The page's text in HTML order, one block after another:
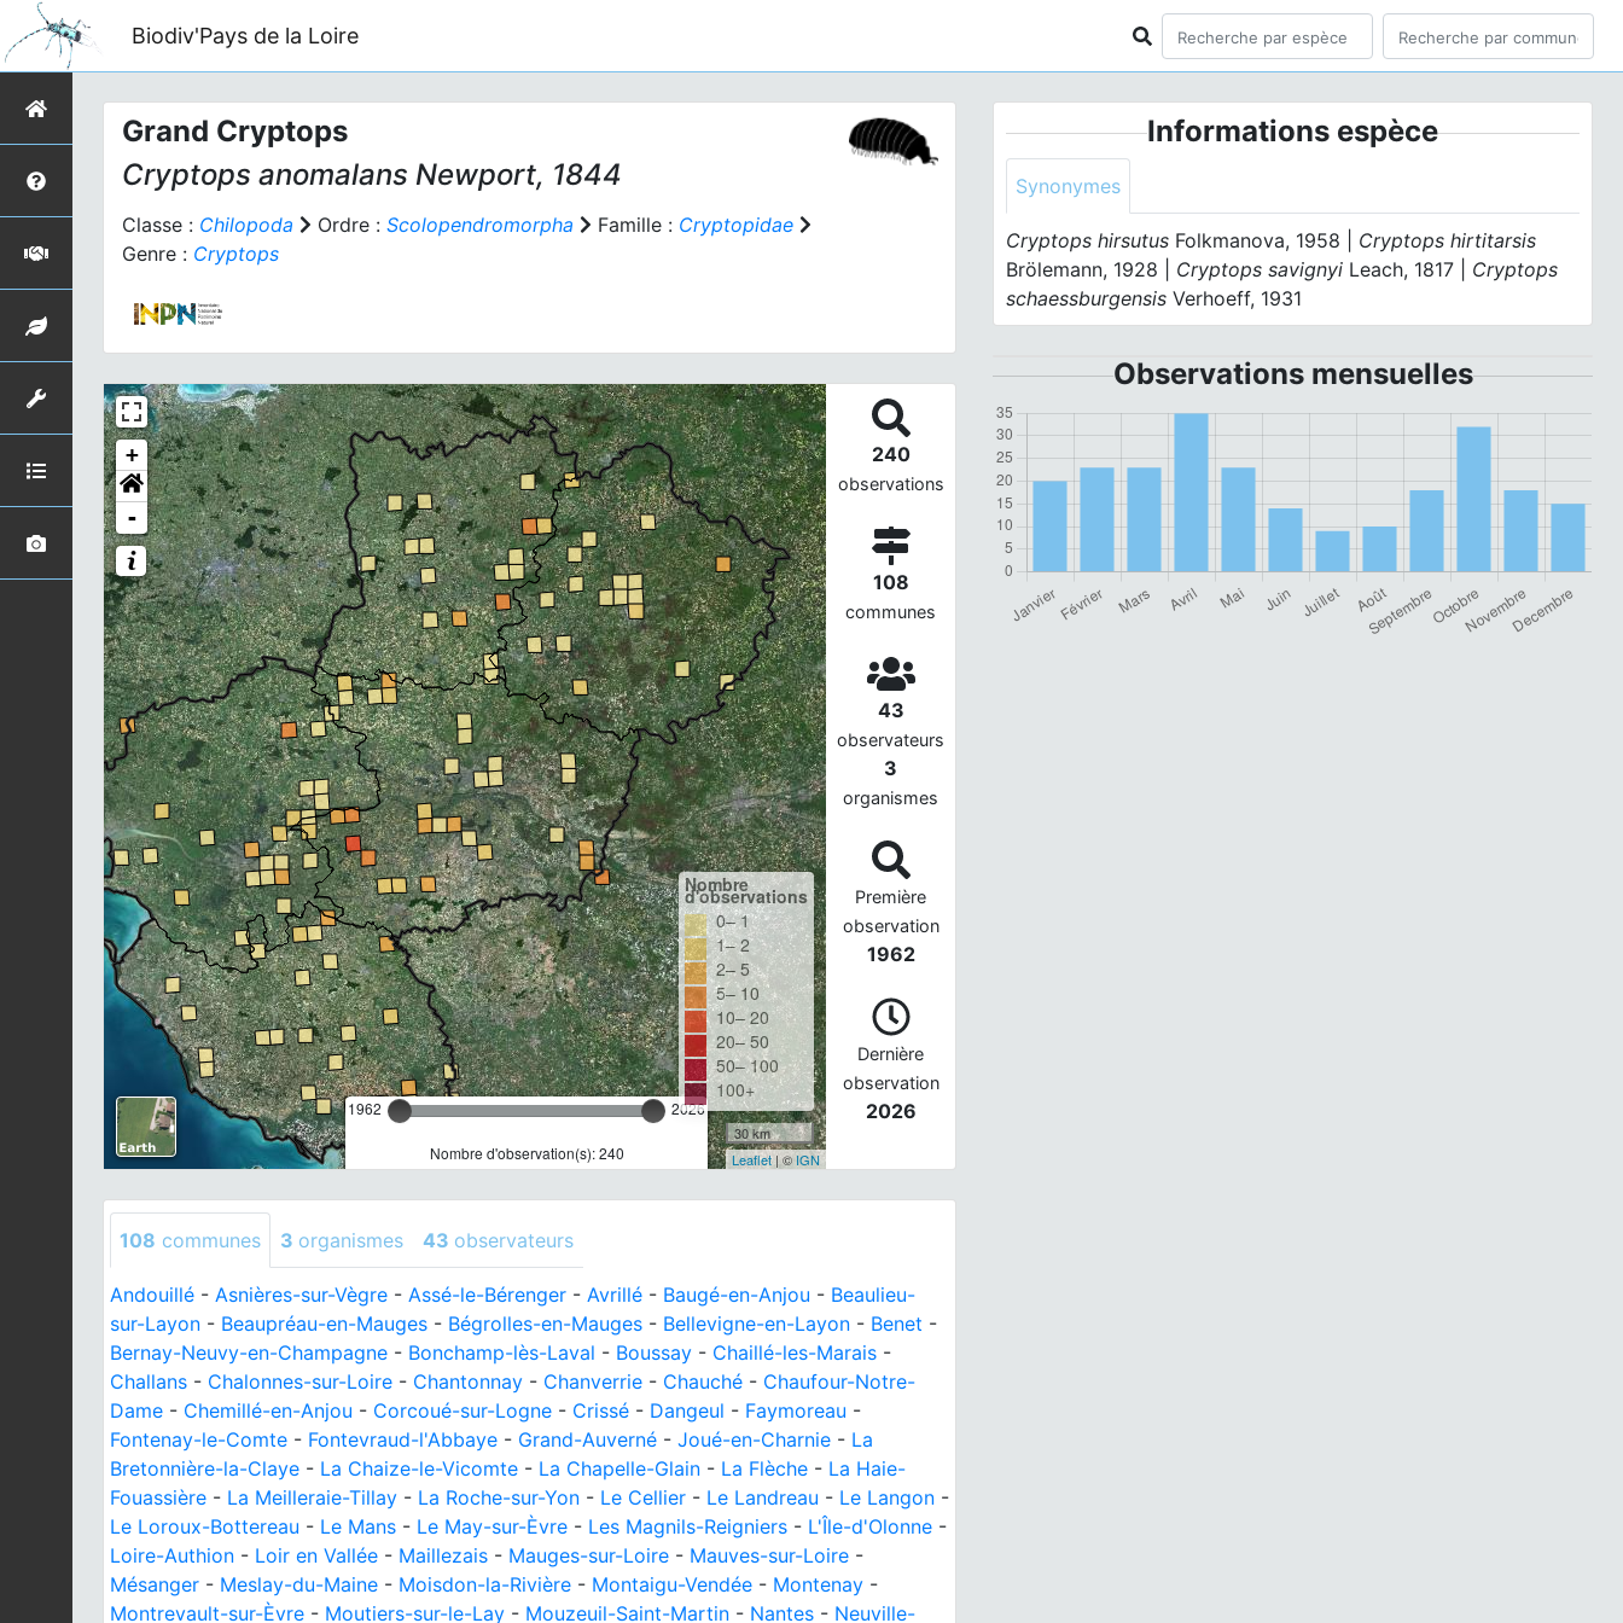
Biodiv'Pays de la Loire
Grand Cryptops
Cryptops anomalans Newport, 1844
Classe : Chilopoda Ordre : Scolopendromorpha Famille : Cryptopidae
Genre : Cryptops
+
-
1962 2026
Nombre d'observation(s): 240
Nombre
d'observations
0– 1
1– 2
2– 5
5– 10
10– 20
20– 50
50– 100
100+
30 km
Leaflet| © IGN
240
observations
108
communes
43
observateurs
3
organismes
Première
observation
1962
Dernière
observation
2026
108 communes 3 organismes 43 observateurs
Andouillé - Asnières-sur-Vègre - Assé-le-Bérenger - Avrillé - Baugé-en-Anjou - Beaulieu-
sur-Layon - Beaupréau-en-Mauges - Bégrolles-en-Mauges - Bellevigne-en-Layon - Benet -
Bernay-Neuvy-en-Champagne - Bonchamp-lès-Laval - Boussay - Chaillé-les-Marais -
Challans - Chalonnes-sur-Loire - Chantonnay - Chanverrie - Chauché - Chaufour-Notre-
Dame - Chemillé-en-Anjou - Corcoué-sur-Logne - Crissé - Dangeul - Faymoreau -
Fontenay-le-Comte - Fontevraud-l'Abbaye - Grand-Auverné - Joué-en-Charnie - La
Bretonnière-la-Claye - La Chaize-le-Vicomte - La Chapelle-Glain - La Flèche - La Haie-
Fouassière - La Meilleraie-Tillay - La Roche-sur-Yon - Le Cellier - Le Landreau - Le Langon -
Le Loroux-Bottereau - Le Mans - Le May-sur-Èvre - Les Magnils-Reigniers - L'Île-d'Olonne -
Loire-Authion - Loir en Vallée - Maillezais - Mauges-sur-Loire - Mauves-sur-Loire -
Mésanger - Meslay-du-Maine - Moisdon-la-Rivière - Montaigu-Vendée - Montenay -
Montrevault-sur-Èvre - Moutiers-sur-le-Lay - Mouzeuil-Saint-Martin - Nantes - Neuville-
Informations espèce
Synonymes
Cryptops hirsutus Folkmanova, 1958 | Cryptops hirtitarsis
Brölemann, 1928 | Cryptops savignyi Leach, 1817 | Cryptops
schaessburgensis Verhoeff, 1931
Observations mensuelles